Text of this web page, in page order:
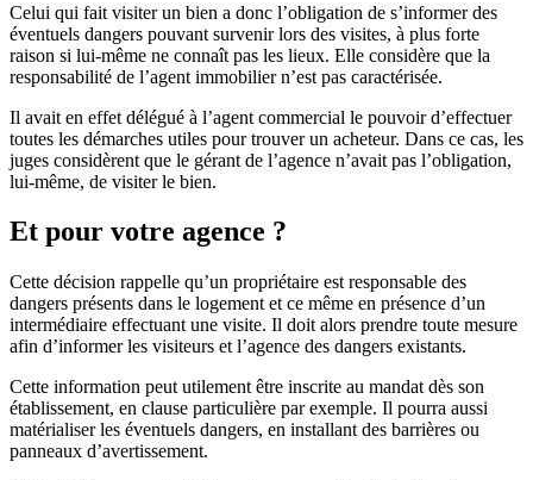
Celui qui fait visiter un bien a donc l’obligation de s’informer des
éventuels dangers pouvant survenir lors des visites, à plus forte
raison si lui-même ne connaît pas les lieux. Elle considère que la
responsabilité de l’agent immobilier n’est pas caractérisée.
Il avait en effet délégué à l’agent commercial le pouvoir d’effectuer
toutes les démarches utiles pour trouver un acheteur. Dans ce cas, les
juges considèrent que le gérant de l’agence n’avait pas l’obligation,
lui-même, de visiter le bien.
Et pour votre agence ?
Cette décision rappelle qu’un propriétaire est responsable des
dangers présents dans le logement et ce même en présence d’un
intermédiaire effectuant une visite. Il doit alors prendre toute mesure
afin d’informer les visiteurs et l’agence des dangers existants.
Cette information peut utilement être inscrite au mandat dès son
établissement, en clause particulière par exemple. Il pourra aussi
matérialiser les éventuels dangers, en installant des barrières ou
panneaux d’avertissement.